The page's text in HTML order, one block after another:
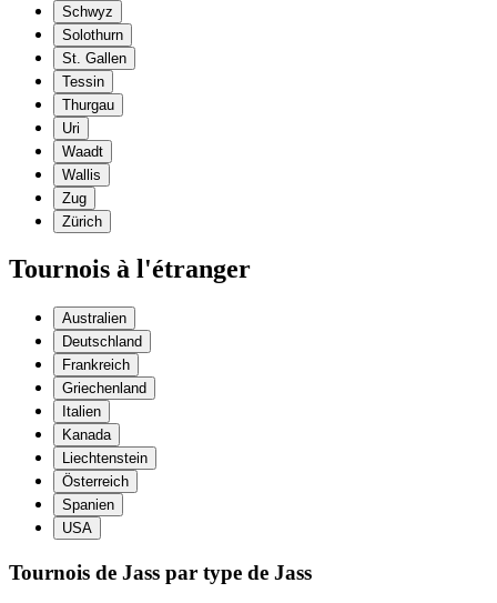
Schwyz
Solothurn
St. Gallen
Tessin
Thurgau
Uri
Waadt
Wallis
Zug
Zürich
Tournois à l'étranger
Australien
Deutschland
Frankreich
Griechenland
Italien
Kanada
Liechtenstein
Österreich
Spanien
USA
Tournois de Jass par type de Jass